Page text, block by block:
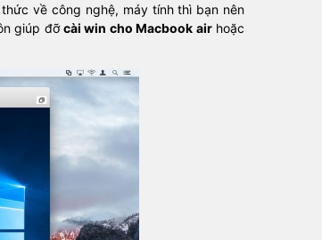
về công nghệ, máy tính thì bạn nên
giúp đỡcài win cho Macbook airhoặc